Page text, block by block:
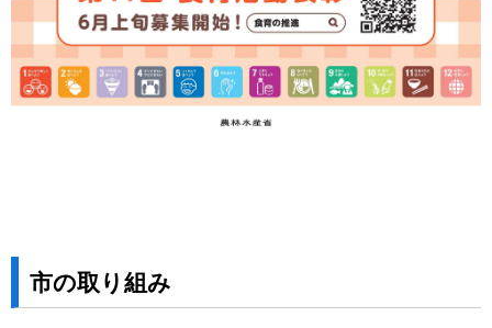
市の取り組み